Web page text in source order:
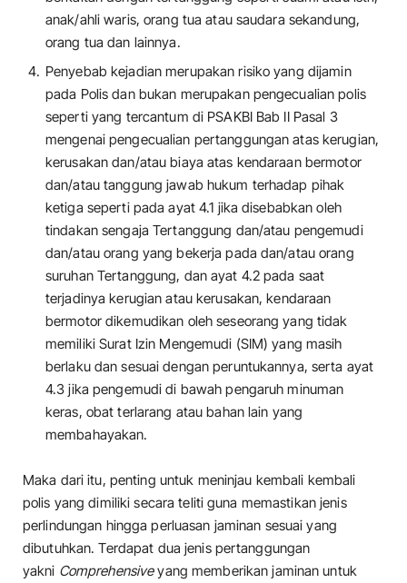
anak/ahli waris, orang tua atau saudara sekandung,
orang tua dan lainnya.
Penyebab kejadian merupakan risiko yang dijamin
pada Polis dan bukan merupakan pengecualian polis
seperti yang tercantum di PSAKBI Bab II Pasal 3
mengenai pengecualian pertanggungan atas kerugian,
kerusakan dan/atau biaya atas kendaraan bermotor
dan/atau tanggung jawab hukum terhadap pihak
ketiga seperti pada ayat 4.1 jika disebabkan oleh
tindakan sengaja Tertanggung dan/atau pengemudi
dan/atau orang yang bekerja pada dan/atau orang
suruhan Tertanggung, dan ayat 4.2 pada saat
terjadinya kerugian atau kerusakan, kendaraan
bermotor dikemudikan oleh seseorang yang tidak
memiliki Surat Izin Mengemudi (SIM) yang masih
berlaku dan sesuai dengan peruntukannya, serta ayat
4.3 jika pengemudi di bawah pengaruh minuman
keras, obat terlarang atau bahan lain yang
membahayakan.
Maka dari itu, penting untuk meninjau kembali kembali
polis yang dimiliki secara teliti guna memastikan jenis
perlindungan hingga perluasan jaminan sesuai yang
dibutuhkan. Terdapat dua jenis pertanggungan
yakni Comprehensiveyang memberikan jaminan untuk